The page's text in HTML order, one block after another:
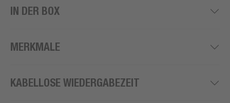
IN DER BOX
MERKMALE
KABELLOSE WIEDERGABEZEIT